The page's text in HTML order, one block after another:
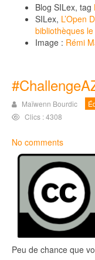
Blog SILex, tag
SILex, L’Open
bibliothèques
Image : Rémi
Maïwenn Bourdic
Clics : 4308
No comments
Peu de chance que